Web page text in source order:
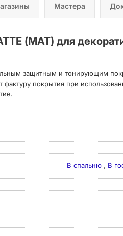
Мастера
(МАТ) для
защитным и тонирующим
покрытия при
В спальню , В